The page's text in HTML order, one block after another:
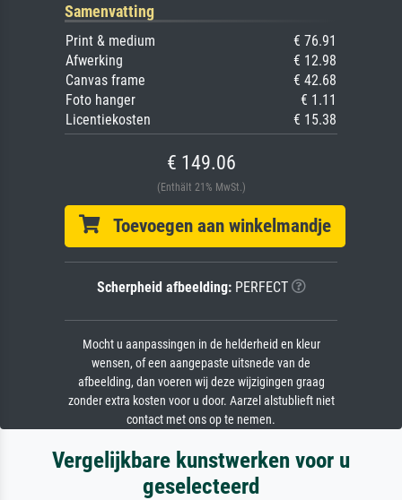
Samenvatting
Print & medium
€ 76.91
Afwerking
€ 12.98
Canvas frame
€ 42.68
Foto hanger
€ 1.11
Licentiekosten
€ 15.38
€ 149.06
(Enthält 21% MwSt.)
Toevoegen aan winkelmandje
Scherpheid afbeelding:PERFECT
Mocht u aanpassingen in de helderheid en kleur
wensen, of een aangepaste uitsnede van de
afbeelding, dan voeren wij deze wijzigingen graag
zonder extra kosten voor u door. Aarzel alstublieft niet
contact met ons op te nemen.
Vergelijkbare kunstwerken voor u
geselecteerd